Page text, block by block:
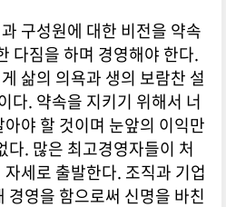
구성원에 대한 비전을 약속
다짐을 하며 경영해야 한다.
삶의 의욕과 생의 보람찬 설
다. 약속을 지키기 위해서 너
야 할 것이며 눈앞의 이익만
다. 많은 최고경영자들이 처
세로 출발한다. 조직과 기업
경영을 함으로써 신명을 바친